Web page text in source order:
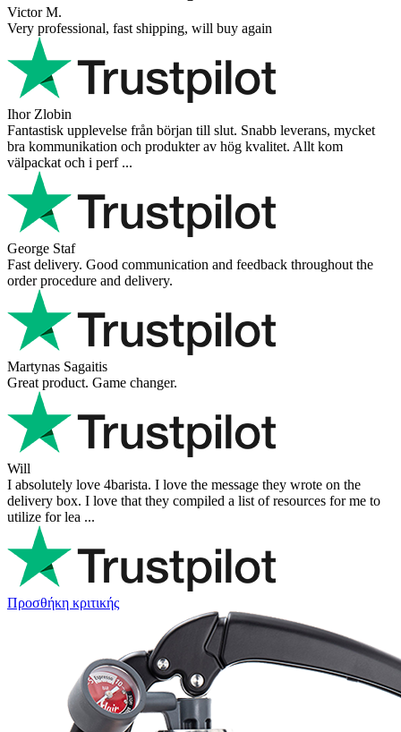
Victor M.
Very professional, fast shipping, will buy again
Ihor Zlobin
Fantastisk upplevelse från början till slut. Snabb leverans, mycket
bra kommunikation och produkter av hög kvalitet. Allt kom
välpackat och i perf ...
George Staf
Fast delivery. Good communication and feedback throughout the
order procedure and delivery.
Martynas Sagaitis
Great product. Game changer.
Will
I absolutely love 4barista. I love the message they wrote on the
delivery box. I love that they compiled a list of resources for me to
utilize for lea ...
Προσθήκη κριτικής